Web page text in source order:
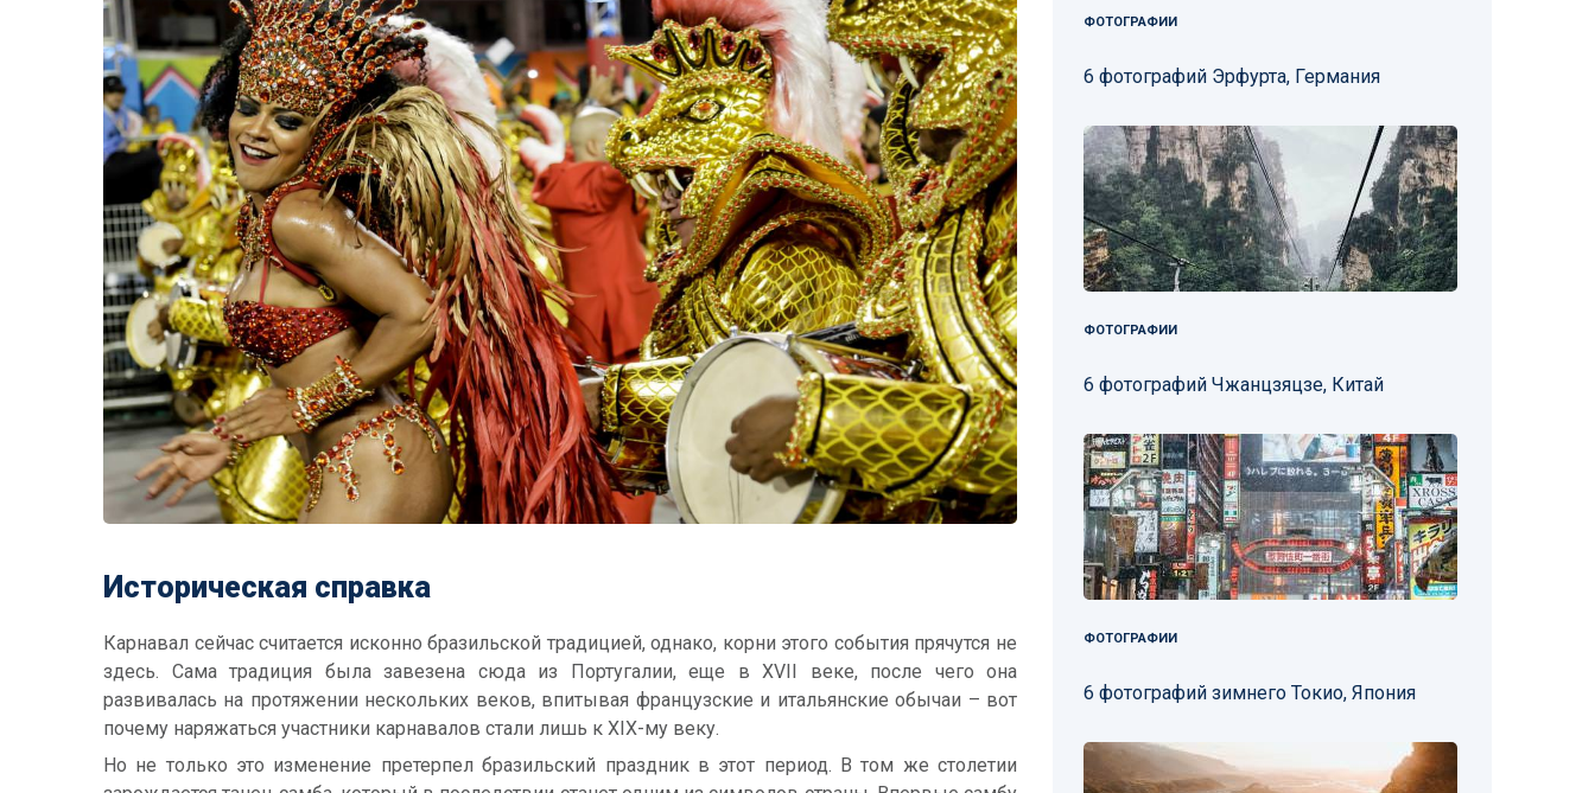
Историческая справка
Карнавал сейчас считается исконно бразильской традицией, однако, корни этого события прячутся не
здесь. Сама традиция была завезена сюда из Португалии, еще в XVII веке, после чего она
развивалась на протяжении нескольких веков, впитывая французские и итальянские обычаи – вот
почему наряжаться участники карнавалов стали лишь к XIX-му веку.
Но не только это изменение претерпел бразильский праздник в этот период. В том же столетии
ФОТОГРАФИИ
6 фотографий Эрфурта, Германия
ФОТОГРАФИИ
6 фотографий Чжанцзяцзе, Китай
ФОТОГРАФИИ
6 фотографий зимнего Токио, Япония